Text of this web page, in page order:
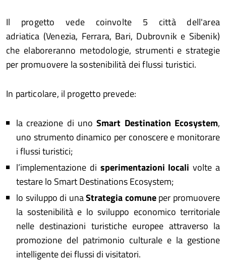
Il progetto vede coinvolte 5 città dell'area
adriatica (Venezia, Ferrara, Bari, Dubrovnik e Sibenik)
che elaboreranno metodologie, strumenti e strategie
per promuovere la sostenibilità dei flussi turistici.
In particolare, il progetto prevede:
la creazione di uno Smart Destination Ecosystem,
uno strumento dinamico per conoscere e monitorare
i flussi turistici;
l’implementazione di sperimentazioni locali volte a
testare lo Smart Destinations Ecosystem;
lo sviluppo di unaStrategia comuneper promuovere
la sostenibilità e lo sviluppo economico territoriale
nelle destinazioni turistiche europee attraverso la
promozione del patrimonio culturale e la gestione
intelligente dei flussi di visitatori.